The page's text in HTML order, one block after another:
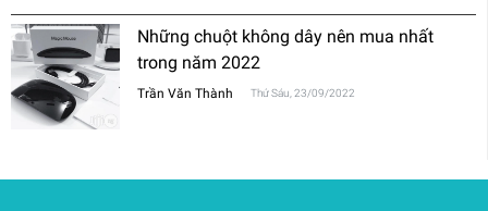
Những chuột không dây nên mua nhất
trong năm 2022
Trần Văn Thành Thứ Sáu, 23/09/2022